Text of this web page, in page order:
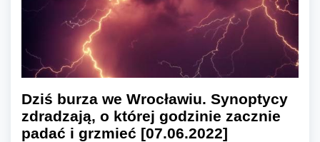
Dziś burza we Wrocławiu. Synoptycy
zdradzają, o której godzinie zacznie
padać i grzmieć [07.06.2022]